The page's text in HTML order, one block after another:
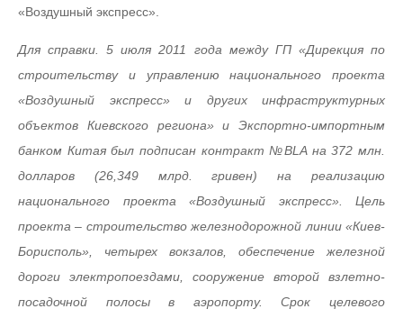
«Воздушный экспресс».
Для справки. 5 июля 2011 года между ГП «Дирекция по
строительству и управлению национального проекта
«Воздушный экспресс» и других инфраструктурных
объектов Киевского региона» и Экспортно-импортным
банком Китая был подписан контракт №BLA на 372 млн.
долларов (26,349 млрд. гривен) на реализацию
национального проекта «Воздушный экспресс». Цель
проекта – строительство железнодорожной линии «Киев-
Борисполь», четырех вокзалов, обеспечение железной
дороги электропоездами, сооружение второй взлетно-
посадочной полосы в аэропорту. Срок целевого